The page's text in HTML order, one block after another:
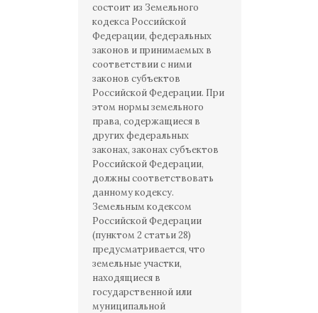
состоит из Земельного
кодекса Российской
Федерации, федеральных
законов и принимаемых в
соответствии с ними
законов субъектов
Российской Федерации. При
этом нормы земельного
права, содержащиеся в
других федеральных
законах, законах субъектов
Российской Федерации,
должны соответствовать
данному кодексу.
Земельным кодексом
Российской Федерации
(пунктом 2 статьи 28)
предусматривается, что
земельные участки,
находящиеся в
государственной или
муниципальной